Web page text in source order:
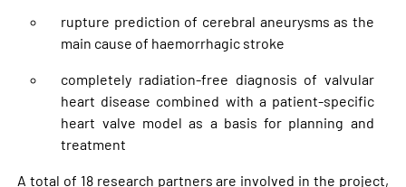
rupture prediction of cerebral aneurysms as the
main cause of haemorrhagic stroke
completely radiation-free diagnosis of valvular
heart disease combined with a patient-specific
heart valve model as a basis for planning and
treatment
A total of 18 research partners are involved in the project,